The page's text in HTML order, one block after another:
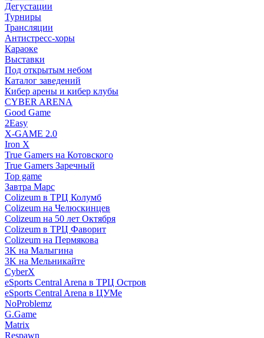
Дегустации
Турниры
Трансляции
Антистресс-хоры
Караоке
Выставки
Под открытым небом
Каталог заведений
Кибер арены и кибер клубы
CYBER ARENA
Good Game
2Easy
X-GAME 2.0
Iron X
True Gamers на Котовского
True Gamers Заречный
Top game
Завтра Марс
Colizeum в ТРЦ Колумб
Colizeum на Челюскинцев
Colizeum на 50 лет Октября
Colizeum в ТРЦ Фаворит
Colizeum на Пермякова
3K на Малыгина
3K на Мельникайте
CyberX
eSports Central Arena в ТРЦ Остров
eSports Central Arena в ЦУМе
NoProblemz
G.Game
Matrix
Respawn